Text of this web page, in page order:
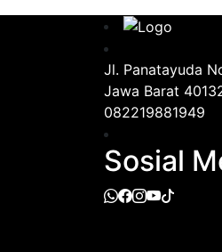
Jl. Panatayuda
Jawa Barat
082219881949
Sosial